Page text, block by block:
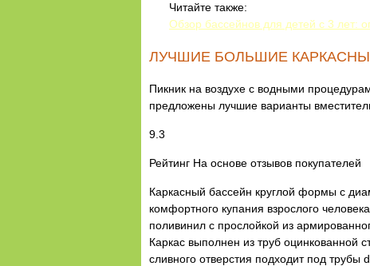
Читайте также:
Обзор бассейнов для детей с 3 лет:
ЛУЧШИЕ БОЛЬШИЕ
Пикник на воздухе с водными
предложены лучшие варианты
9.3
Рейтинг На основе отзывов покупателей
Каркасный бассейн круглой формы с
комфортного купания взрослого
поливинил с прослойкой из
Каркас выполнен из труб
сливного отверстия подходит под трубы